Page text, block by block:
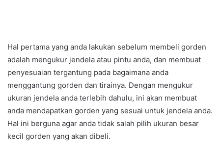
Hal pertama yang anda lakukan sebelum membeli gorden
adalah mengukur jendela atau pintu anda, dan membuat
penyesuaian tergantung pada bagaimana anda
menggantung gorden dan tirainya. Dengan mengukur
ukuran jendela anda terlebih dahulu, ini akan membuat
anda mendapatkan gorden yang sesuai untuk jendela anda.
Hal ini berguna agar anda tidak salah pilih ukuran besar
kecil gorden yang akan dibeli.